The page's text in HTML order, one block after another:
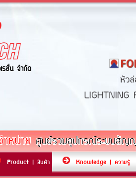
ชั่น จำกัด
ำหน่าย ศูนย์รวมอุปกรณ์ระบบสัญญ
Product | สินค้า Knowledge | ความรู้